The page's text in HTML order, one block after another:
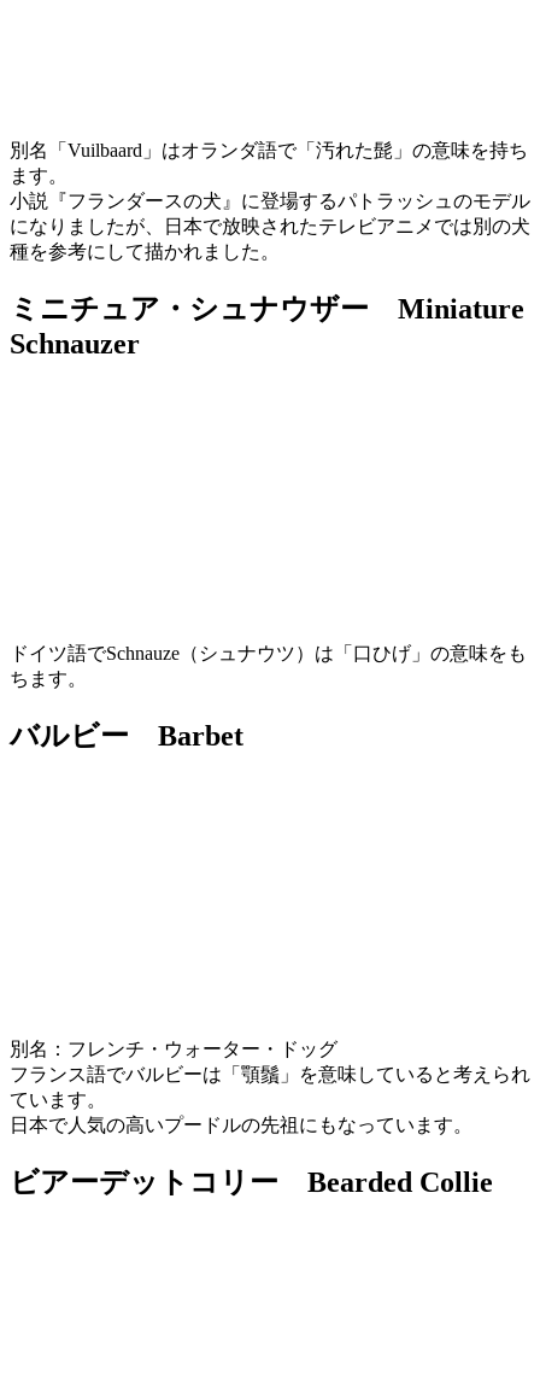
別名「Vuilbaard」はオランダ語で「汚れた髭」の意味を持ち
ます。
小説『フランダースの犬』に登場するパトラッシュのモデル
になりましたが、日本で放映されたテレビアニメでは別の犬
種を参考にして描かれました。
ミニチュア・シュナウザー Miniature
Schnauzer
ドイツ語でSchnauze（シュナウツ）は「口ひげ」の意味をも
ちます。
バルビー Barbet
別名：フレンチ・ウォーター・ドッグ
フランス語でバルビーは「顎鬚」を意味していると考えられ
ています。
日本で人気の高いプードルの先祖にもなっています。
ビアーデットコリー Bearded Collie